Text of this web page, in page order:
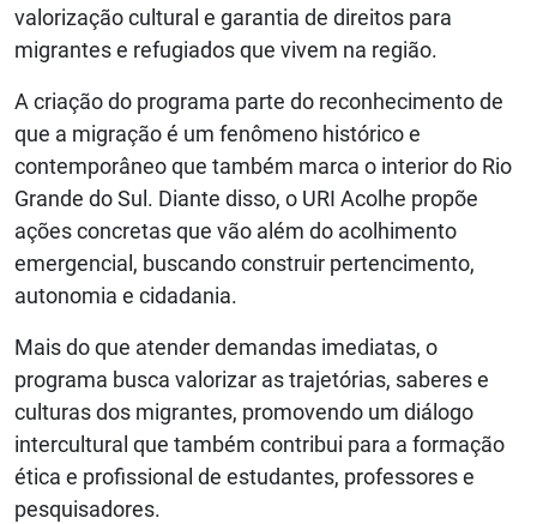
valorização cultural e garantia de direitos para
migrantes e refugiados que vivem na região.
A criação do programa parte do reconhecimento de
que a migração é um fenômeno histórico e
contemporâneo que também marca o interior do Rio
Grande do Sul. Diante disso, o URI Acolhe propõe
ações concretas que vão além do acolhimento
emergencial, buscando construir pertencimento,
autonomia e cidadania.
Mais do que atender demandas imediatas, o
programa busca valorizar as trajetórias, saberes e
culturas dos migrantes, promovendo um diálogo
intercultural que também contribui para a formação
ética e profissional de estudantes, professores e
pesquisadores.